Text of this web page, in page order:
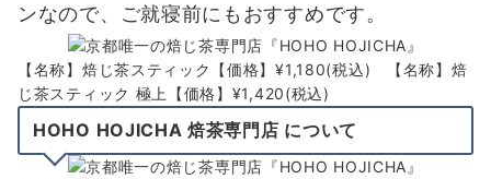
ンなので、ご就寝前にもおすすめです。
【名称】焙じ茶スティック【価格】¥1,180(税込) 【名称】焙
じ茶スティック 極上【価格】¥1,420(税込)
HOHO HOJICHA 焙茶専門店 について